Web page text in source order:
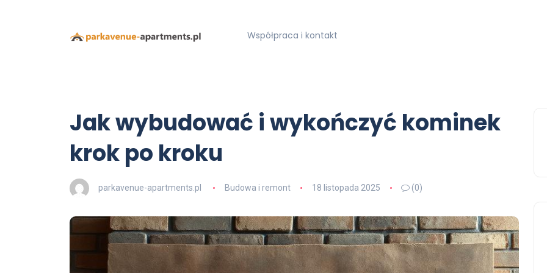
Współpraca i kontakt
Jak wybudować i wykończyć kominek
krok po kroku
parkavenue-apartments.pl Budowa i remont 18 listopada 2025 (0)